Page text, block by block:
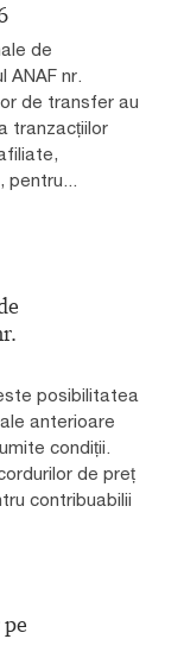
de
ANAF nr.
de transfer au
tranzacțiilor
pentru...
posibilitatea
anterioare
condiții.
de preț
contribuabilii